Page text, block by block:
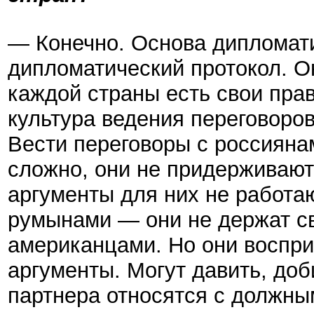
— Конечно. Основа
дипломатический протокол.
каждой страны есть свои
культура ведения
Вести переговоры с
сложно, они не
аргументы для них не
румынами — они не держат
американцами. Но они
аргументы. Могут давить,
партнера относятся с